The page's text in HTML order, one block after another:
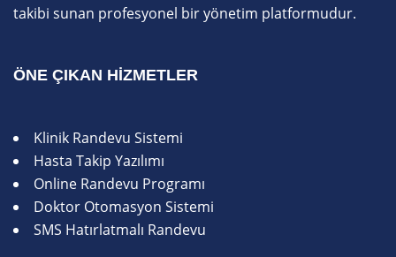
takibi sunan profesyonel bir yönetim platformudur.
ÖNE ÇIKAN HIZMETLER
Klinik Randevu Sistemi
Hasta Takip Yazılımı
Online Randevu Programı
Doktor Otomasyon Sistemi
SMS Hatırlatmalı Randevu